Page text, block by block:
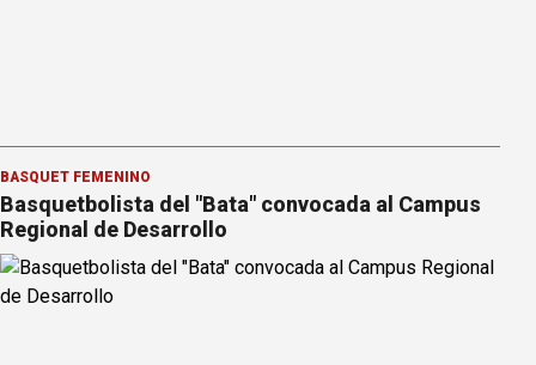
BÁSQUET FEMENINO
Basquetbolista del "Bata" convocada al Campus
Regional de Desarrollo